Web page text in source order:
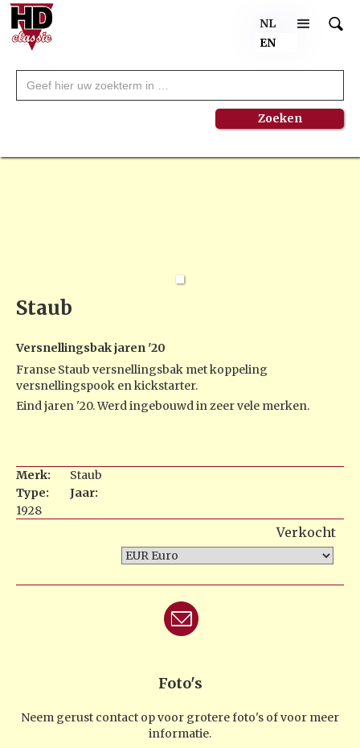
NL
EN
Staub
Versnellingsbak jaren '20
Franse Staub versnellingsbak met koppeling
versnellingspook en kickstarter.
Eind jaren '20. Werd ingebouwd in zeer vele merken.
Merk:
Staub
Type:
Jaar:
1928
Verkocht
Foto's
Neem gerust contact op voor grotere foto's of voor meer
informatie.